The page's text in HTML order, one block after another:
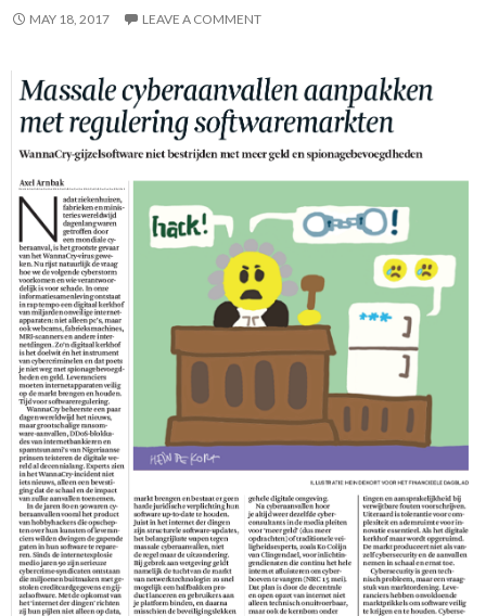
MAY 18, 2017 LEAVE A COMMENT